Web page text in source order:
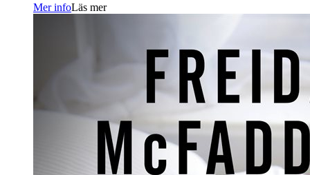
Mer infoLäs mer